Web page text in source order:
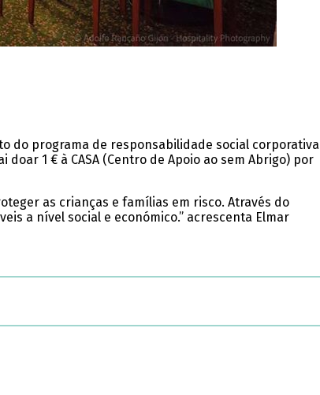
do programa de responsabilidade social corporativa
1 € à CASA (Centro de Apoio ao sem Abrigo) por
as crianças e famílias em risco. Através do
a nível social e económico.” acrescenta Elmar